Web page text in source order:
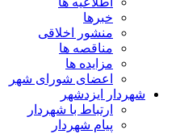
خبرها
منشور اخلاقی
مناقصه ها
مزایده ها
اعضای شورای شهر
شهردار ایزدشهر
ارتباط با شهردار
پیام شهردار